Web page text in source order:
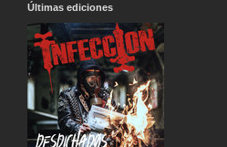
Últimas ediciones